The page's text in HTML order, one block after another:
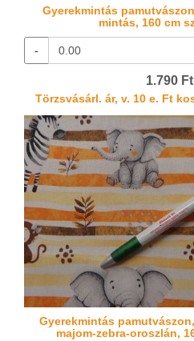
Gyerekmintás
mintás, 160 cm
-
1.790
Törzsvásárl. ár, v. 10 e. Ft
Gyerekmintás
majom-zebra-oroszlán,